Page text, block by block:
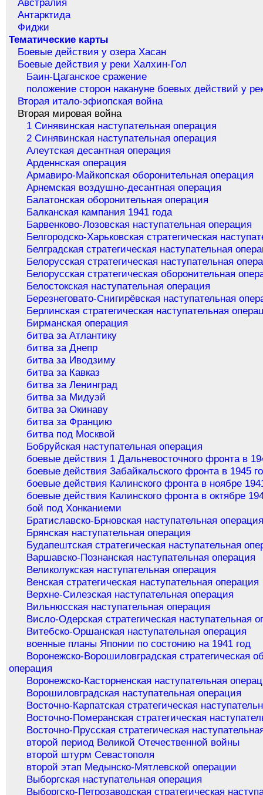
Австралия
Антарктида
Фиджи
Тематические карты
Боевые действия у озера Хасан
Боевые действия у реки Халхин-Гол
Баин-Цаганское сражение
положение сторон накануне боевых действий у
Вторая итало-эфиопская война
Вторая мировая война
1 Синявинская наступательная операция
2 Синявинская наступательная операция
Алеутская десантная операция
Арденнская операция
Армавиро-Майкопская оборонительная операция
Арнемская воздушно-десантная операция
Балатонская оборонительная операция
Балканская кампания 1941 года
Барвенково-Лозовская наступательная операция
Белгородско-Харьковская стратегическая
Белградская стратегическая наступательная
Белорусская стратегическая наступательная
Белорусская стратегическая оборонительная
Белостокская наступательная операция
Березнеговато-Снигирёвская наступательная
Берлинская стратегическая наступательная
Бирманская операция
битва за Атлантику
битва за Днепр
битва за Иводзиму
битва за Кавказ
битва за Ленинград
битва за Мидуэй
битва за Окинаву
битва за Францию
битва под Москвой
Бобруйская наступательная операция
боевые действия 1 Дальневосточного фронта в
боевые действия Забайкальского фронта в 1945
боевые действия Калинского фронта в ноябре
боевые действия Калинского фронта в октябре
бой под Хонканиеми
Братиславско-Брновская наступательная
Брянская наступательная операция
Будапештская стратегическая наступательная
Варшавско-Познанская наступательная операция
Великолукская наступательная операция
Венская стратегическая наступательная операция
Верхне-Силезская наступательная операция
Вильнюсская наступательная операция
Висло-Одерская стратегическая наступательная
Витебско-Оршанская наступательная операция
военные планы Японии по состонию на 1941 год
Воронежско-Ворошиловградская стратегическая
операция
Воронежско-Касторненская наступательная
Ворошиловградская наступательная операция
Восточно-Карпатская стратегическая
Восточно-Померанская стратегическая
Восточно-Прусская стратегическая
второй период Великой Отечественной войны
второй штурм Севастополя
второй этап Медынско-Мятлевской операции
Выборгская наступательная операция
Выборгско-Петрозаводская стратегическая